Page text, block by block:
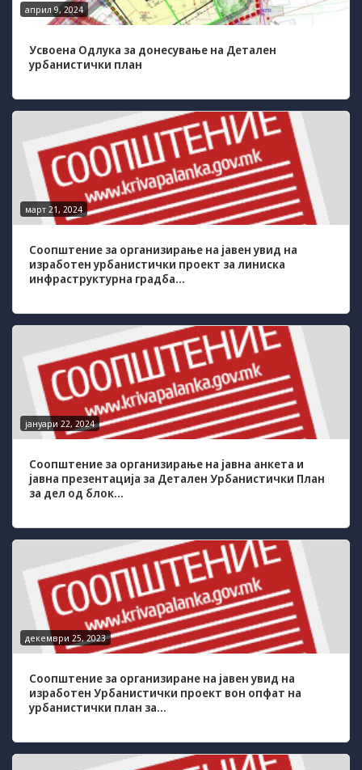
април 9, 2024
Усвоена Одлука за донесување на Детален
урбанистички план
март 21, 2024
Соопштение за организирање на јавен увид на
изработен урбанистички проект за линиска
инфраструктурна градба...
јануари 22, 2024
Соопштение за организирање на јавна анкета и
јавна презентација за Детален Урбанистички План
за дел од блок...
декември 25, 2023
Соопштение за организиране на јавен увид на
изработен Урбанистички проект вон опфат на
урбанистички план за...